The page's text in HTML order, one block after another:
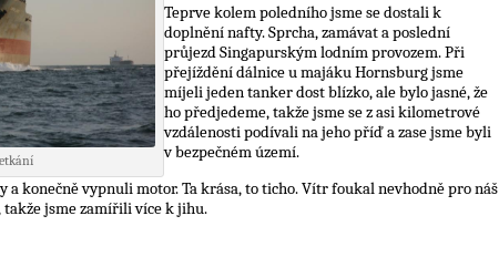
Teprve kolem poledního jsme se dostali k
doplnění nafty. Sprcha, zamávat a poslední
průjezd Singapurským lodním provozem. Při
přejíždění dálnice u majáku Hornsburg jsme
míjeli jeden tanker dost blízko, ale bylo jasné, že
ho předjedeme, takže jsme se z asi kilometrové
vzdálenosti podívali na jeho příď a zase jsme byli
v bezpečném území.
a konečně vypnuli motor. Ta krása, to ticho. Vítr foukal nevhodně pro náš
jsme zamířili více k jihu.